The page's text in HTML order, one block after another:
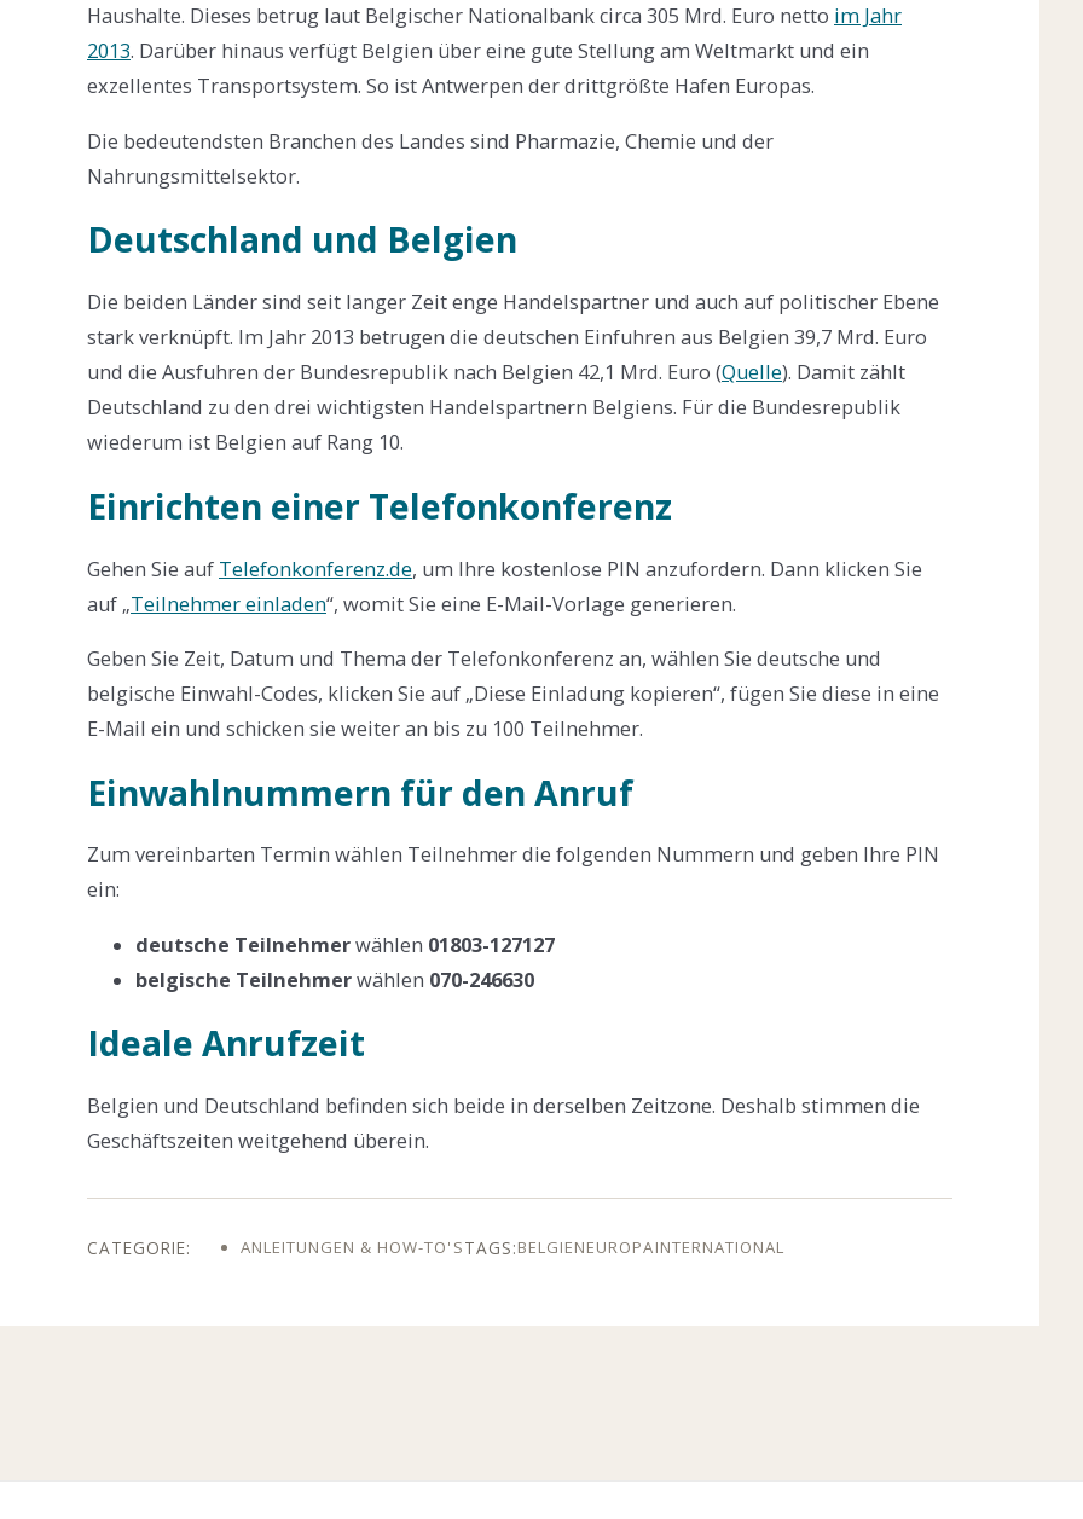
Haushalte. Dieses betrug laut Belgischer Nationalbank circa 305 Mrd. Euro netto im Jahr
2013. Darüber hinaus verfügt Belgien über eine gute Stellung am Weltmarkt und ein
exzellentes Transportsystem. So ist Antwerpen der drittgrößte Hafen Europas.
Die bedeutendsten Branchen des Landes sind Pharmazie, Chemie und der
Nahrungsmittelsektor.
Deutschland und Belgien
Die beiden Länder sind seit langer Zeit enge Handelspartner und auch auf politischer Ebene
stark verknüpft. Im Jahr 2013 betrugen die deutschen Einfuhren aus Belgien 39,7 Mrd. Euro
und die Ausfuhren der Bundesrepublik nach Belgien 42,1 Mrd. Euro (Quelle). Damit zählt
Deutschland zu den drei wichtigsten Handelspartnern Belgiens. Für die Bundesrepublik
wiederum ist Belgien auf Rang 10.
Einrichten einer Telefonkonferenz
Gehen Sie auf Telefonkonferenz.de, um Ihre kostenlose PIN anzufordern. Dann klicken Sie
auf „Teilnehmer einladen“, womit Sie eine E-Mail-Vorlage generieren.
Geben Sie Zeit, Datum und Thema der Telefonkonferenz an, wählen Sie deutsche und
belgische Einwahl-Codes, klicken Sie auf „Diese Einladung kopieren“, fügen Sie diese in eine
E-Mail ein und schicken sie weiter an bis zu 100 Teilnehmer.
Einwahlnummern für den Anruf
Zum vereinbarten Termin wählen Teilnehmer die folgenden Nummern und geben Ihre PIN
ein:
deutsche Teilnehmerwählen 01803-127127
belgische Teilnehmerwählen 070-246630
Ideale Anrufzeit
Belgien und Deutschland befinden sich beide in derselben Zeitzone. Deshalb stimmen die
Geschäftszeiten weitgehend überein.
ANLEITUNGEN & HOW-TO'S BELGIENEUROPAINTERNATIONAL